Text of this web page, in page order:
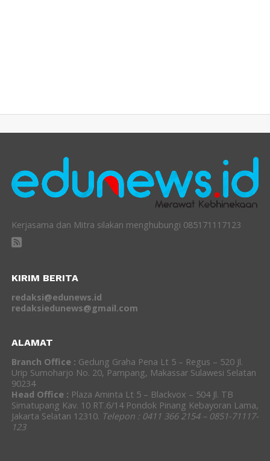
Kerjasama dan Mitra silakan menghubungi 085171117123
KIRIM BERITA
redaksi@edunews.id
redaksiedunews@gmail.com
ALAMAT
Branch Office : Gedung Graha Pena Lt 5 – Regus – 520 Jl.
Urip Sumoharjo No. 20, Pampang, Makassar Sulawesi Selatan
90234
Head Office : Plaza Aminta Lt 5 – Blackvox – 504 Jl. TB
Simatupang Kav. 10 RT.6/14 Pondok Pinang Kebayoran Lama,
Jakarta Selatan 12310. Telepon : 0411 366 2154 – 0851-71117-
123